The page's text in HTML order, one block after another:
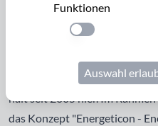
der Anna-Park, das Anna-
Dienstleistungen,
entstanden. Die
hält seit 2005 hier. Im
das Konzept "Energeticon -
Funktionen
Einstellung
Auswahl